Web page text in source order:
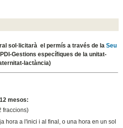
sol·licitarà el permís a través de laSeu
Gestions específiques de la unitat-
lactància)
mesos:
fraccions)
hora a l'inici i al final, o una hora en un sol